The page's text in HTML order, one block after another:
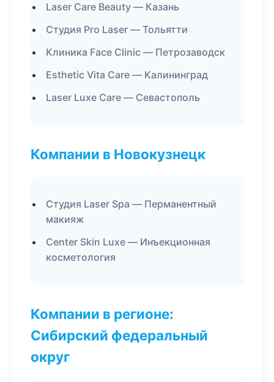
Laser Care Beauty — Казань
Студия Pro Laser — Тольятти
Клиника Face Clinic — Петрозаводск
Esthetic Vita Care — Калининград
Laser Luxe Care — Севастополь
Компании в Новокузнецк
Студия Laser Spa — Перманентный
макияж
Center Skin Luxe — Инъекционная
косметология
Компании в регионе:
Сибирский федеральный
округ